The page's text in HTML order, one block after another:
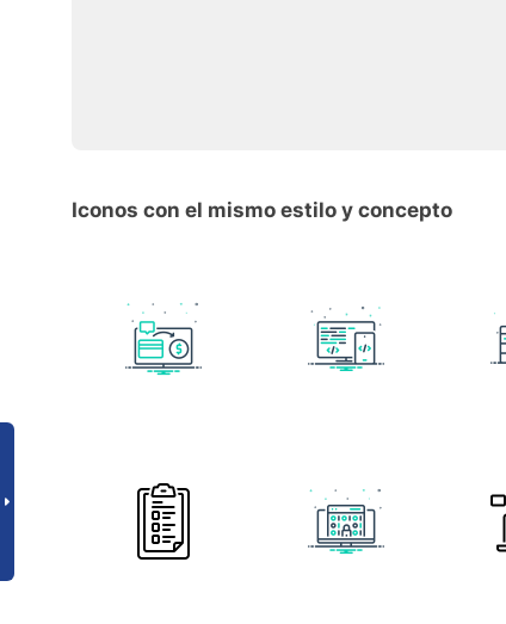
Iconos con el mismo estilo y concepto